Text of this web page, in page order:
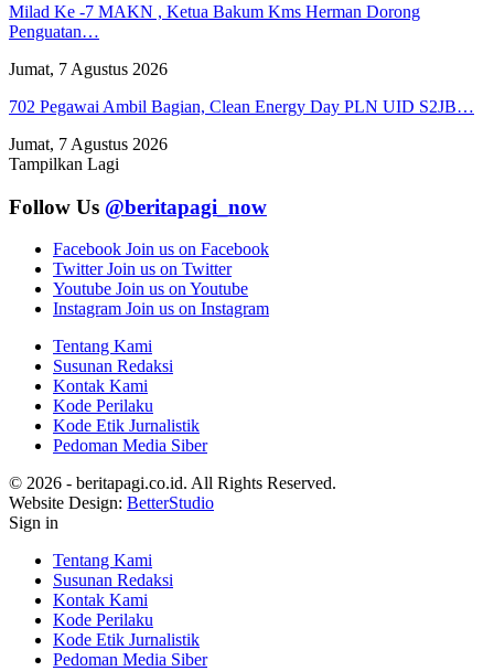
Milad Ke -7 MAKN , Ketua Bakum Kms Herman Dorong
Penguatan…
Jumat, 7 Agustus 2026
702 Pegawai Ambil Bagian, Clean Energy Day PLN UID S2JB…
Jumat, 7 Agustus 2026
Tampilkan Lagi
Follow Us @beritapagi_now
Facebook Join us on Facebook
Twitter Join us on Twitter
Youtube Join us on Youtube
Instagram Join us on Instagram
Tentang Kami
Susunan Redaksi
Kontak Kami
Kode Perilaku
Kode Etik Jurnalistik
Pedoman Media Siber
© 2026 - beritapagi.co.id. All Rights Reserved.
Website Design: BetterStudio
Sign in
Tentang Kami
Susunan Redaksi
Kontak Kami
Kode Perilaku
Kode Etik Jurnalistik
Pedoman Media Siber